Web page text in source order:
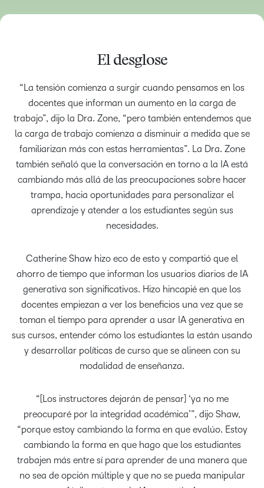
El desglose
“La tensión comienza a surgir cuando pensamos en los
docentes que informan un aumento en la carga de
trabajo”, dijo la Dra. Zone, “pero también entendemos que
la carga de trabajo comienza a disminuir a medida que se
familiarizan más con estas herramientas”. La Dra. Zone
también señaló que la conversación en torno a la IA está
cambiando más allá de las preocupaciones sobre hacer
trampa, hacia oportunidades para personalizar el
aprendizaje y atender a los estudiantes según sus
necesidades.
Catherine Shaw hizo eco de esto y compartió que el
ahorro de tiempo que informan los usuarios diarios de IA
generativa son significativos. Hizo hincapié en que los
docentes empiezan a ver los beneficios una vez que se
toman el tiempo para aprender a usar IA generativa en
sus cursos, entender cómo los estudiantes la están usando
y desarrollar políticas de curso que se alineen con su
modalidad de enseñanza.
“[Los instructores dejarán de pensar] ‘ya no me
preocuparé por la integridad académica’”, dijo Shaw,
“porque estoy cambiando la forma en que evalúo. Estoy
cambiando la forma en que hago que los estudiantes
trabajen más entre sí para aprender de una manera que
no sea de opción múltiple y que no se pueda manipular